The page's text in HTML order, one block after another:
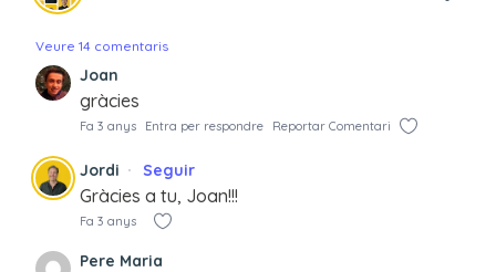
Veure 14 comentaris
Joan
gràcies
Fa 3 anys Entra per respondre Reportar Comentari
Jordi Seguir
Gràcies a tu, Joan!!!
Fa 3 anys
Pere Maria